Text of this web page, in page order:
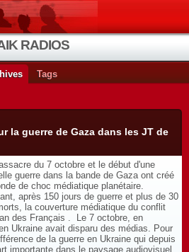
RADIOS
Tags
la guerre de Gaza dans les JT de
du 7 octobre et le début d'une
guerre dans la bande de Gaza ont créé
de choc médiatique planétaire.
après 150 jours de guerre et plus de 30
la couverture médiatique du conflit
des Français . Le 7 octobre, en
Ukraine avait disparu des médias. Pour
de la guerre en Ukraine qui depuis
importante dans le paysage audiovisuel